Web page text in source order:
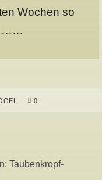
Wochen so
……
0
Taubenkropf-